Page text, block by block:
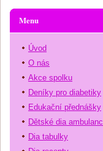
Menu
Úvod
O nás
Akce spolku
Deníky pro diabetiky
Edukační přednášky
Dětské dia
Dia tabulky